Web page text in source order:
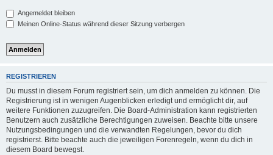
Angemeldet bleiben
Meinen Online-Status während dieser Sitzung verbergen
REGISTRIEREN
Du musst in diesem Forum registriert sein, um dich anmelden zu können. Die
Registrierung ist in wenigen Augenblicken erledigt und ermöglicht dir, auf
weitere Funktionen zuzugreifen. Die Board-Administration kann registrierten
Benutzern auch zusätzliche Berechtigungen zuweisen. Beachte bitte unsere
Nutzungsbedingungen und die verwandten Regelungen, bevor du dich
registrierst. Bitte beachte auch die jeweiligen Forenregeln, wenn du dich in
diesem Board bewegst.